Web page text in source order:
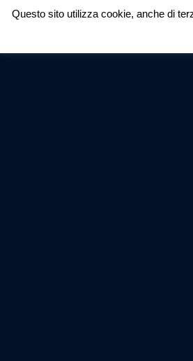
Questo sito utilizza cookie, anche di